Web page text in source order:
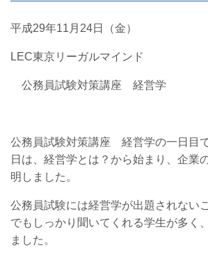
平成29年11月24日（金）
LEC東京リーガルマインド
公務員試験対策講座 経営学
公務員試験対策講座 経営学の一日目
日は、経営学とは？から始まり、企業
明しました。
公務員試験には経営学が出題されない
でもしっかり聞いてくれる学生が多く
ました。